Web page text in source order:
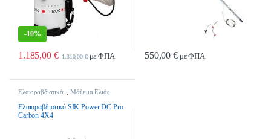
-10%
1.185,00 € 1.310,00€με ΦΠΑ 550,00€με ΦΠΑ
Ελαιοραβδιστικά ,Μάζεμα Ελιάς
Ελαιοραβδιστικό SIK Power DC Pro
Carbon 4Χ4